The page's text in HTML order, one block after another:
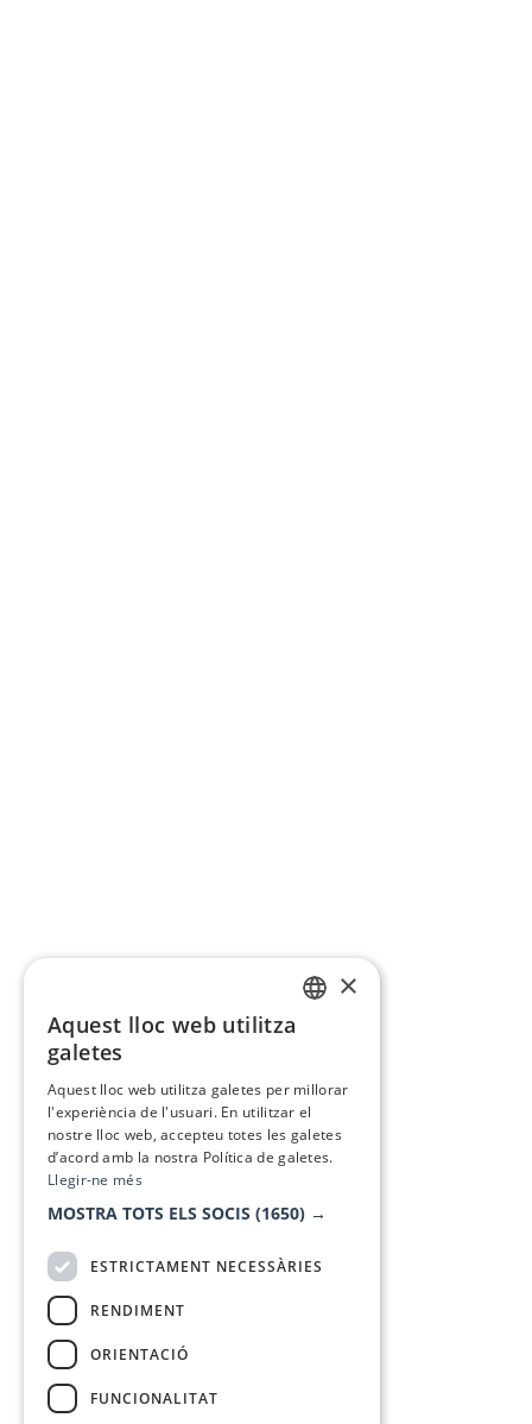
×
Aquest lloc web utilitza
galetes
Aquest lloc web utilitza galetes per millorar
l'experiència de l'usuari. En utilitzar el
nostre lloc web, accepteu totes les galetes
d’acord amb la nostra Política de galetes.
Llegir-ne més
MOSTRA TOTS ELS SOCIS (1650) →
ESTRICTAMENT NECESSÀRIES
RENDIMENT
ORIENTACIÓ
FUNCIONALITAT